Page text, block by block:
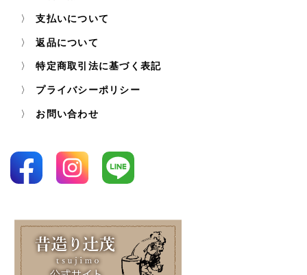
支払いについて
返品について
特定商取引法に基づく表記
プライバシーポリシー
お問い合わせ